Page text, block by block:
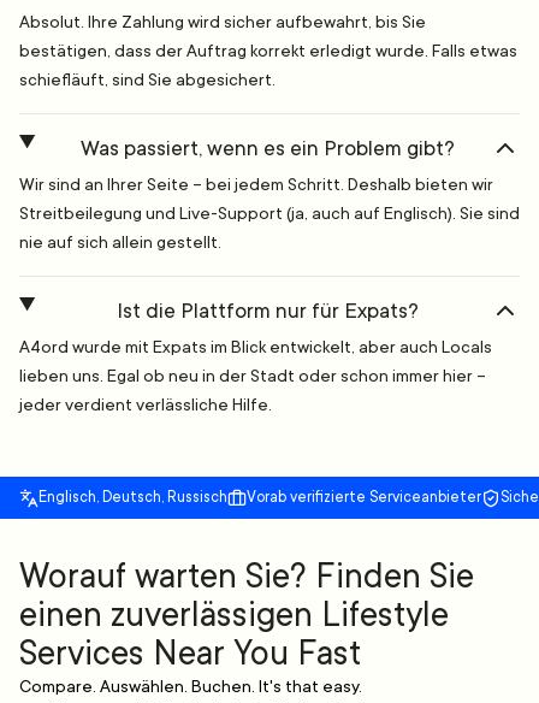
Absolut. Ihre Zahlung wird sicher aufbewahrt, bis Sie
bestätigen, dass der Auftrag korrekt erledigt wurde. Falls etwas
schiefläuft, sind Sie abgesichert.
Was passiert, wenn es ein Problem gibt?
Wir sind an Ihrer Seite – bei jedem Schritt. Deshalb bieten wir
Streitbeilegung und Live-Support (ja, auch auf Englisch). Sie sind
nie auf sich allein gestellt.
Ist die Plattform nur für Expats?
A4ord wurde mit Expats im Blick entwickelt, aber auch Locals
lieben uns. Egal ob neu in der Stadt oder schon immer hier –
jeder verdient verlässliche Hilfe.
Englisch, Deutsch, Russisch Vorab verifizierte Serviceanbieter
Worauf warten Sie? Finden Sie
einen zuverlässigen Lifestyle
Services Near You Fast
Compare. Auswählen. Buchen. It's that easy.